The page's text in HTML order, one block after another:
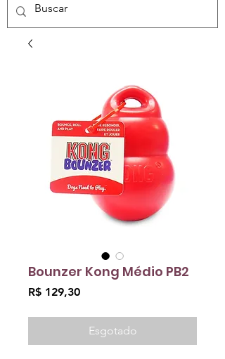
Bounzer Kong Médio PB2
R$ 129,30Preço
Esgotado